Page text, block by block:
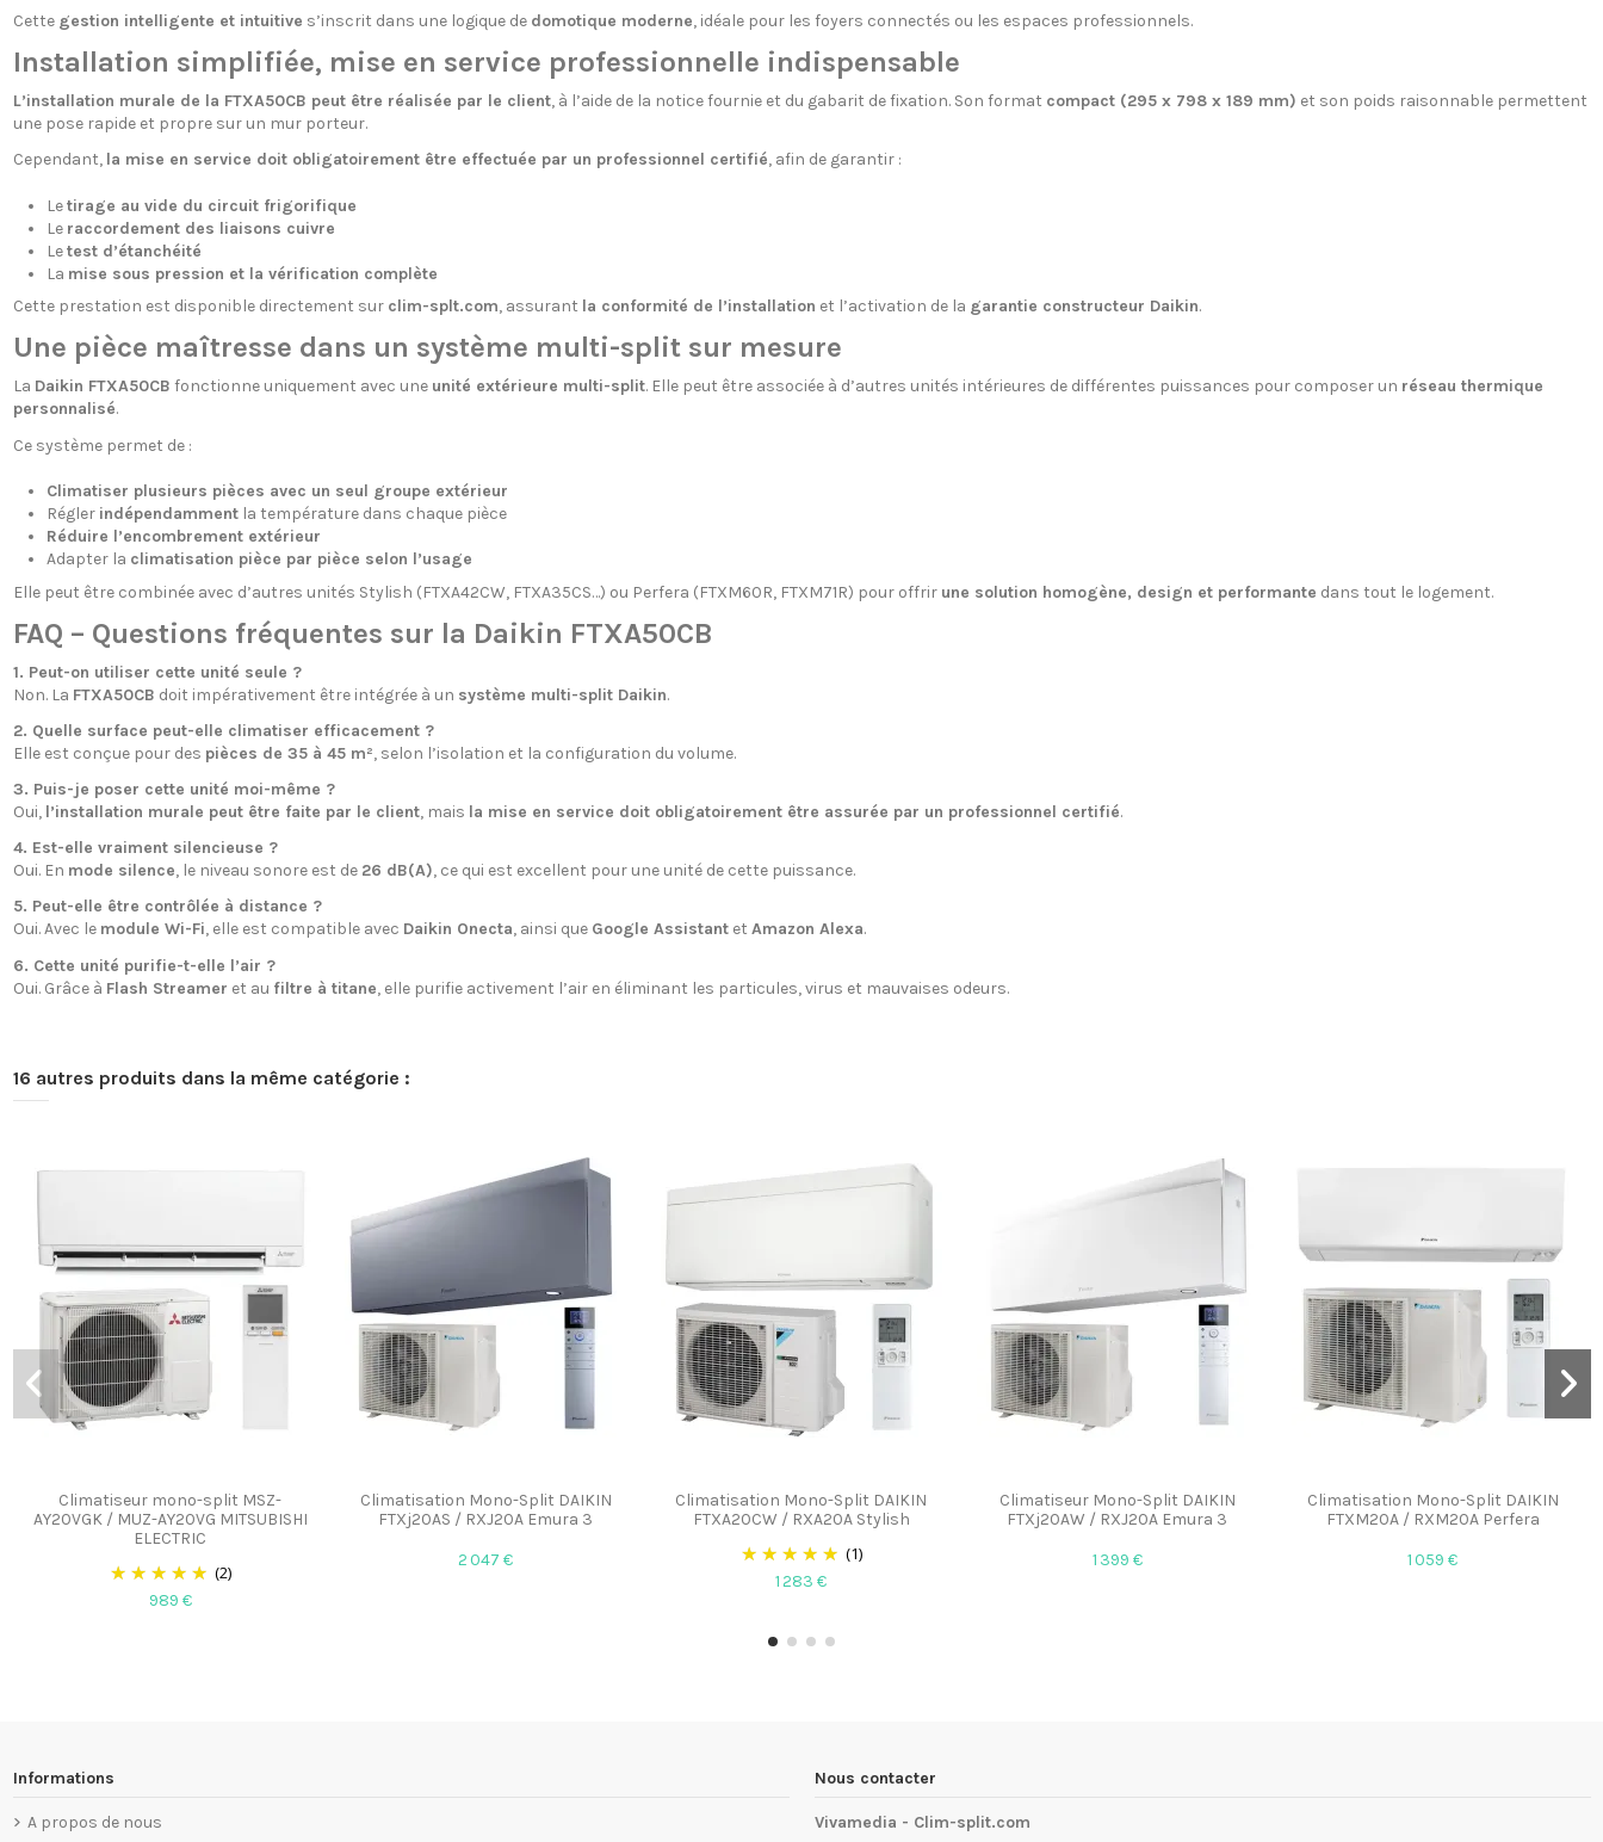
Cette gestion intelligente et intuitive s’inscrit dans une logique de domotique moderne, idéale pour les foyers connectés ou les espaces professionnels.
Installation simplifiée, mise en service professionnelle indispensable
L’installation murale de la FTXA50CB peut être réalisée par le client, à l’aide de la notice fournie et du gabarit de fixation. Son format compact (295 x 798 x 189 mm) et son poids raisonnable permettent
une pose rapide et propre sur un mur porteur.
Cependant, la mise en service doit obligatoirement être effectuée par un professionnel certifié, afin de garantir :
Letirage au vide du circuit frigorifique
Le raccordement des liaisons cuivre
Letest d’étanchéité
La mise sous pression et la vérification complète
Cette prestation est disponible directement sur clim-splt.com, assurant la conformité de l’installation et l’activation de la garantie constructeur Daikin.
Une pièce maîtresse dans un système multi-split sur mesure
La Daikin FTXA50CB fonctionne uniquement avec une unité extérieure multi-split. Elle peut être associée à d’autres unités intérieures de différentes puissances pour composer un réseau thermique
personnalisé.
Ce système permet de :
Climatiser plusieurs pièces avec un seul groupe extérieur
Régler indépendammentla température dans chaque pièce
Réduire l’encombrement extérieur
Adapter la climatisation pièce par pièce selon l’usage
Elle peut être combinée avec d’autres unités Stylish (FTXA42CW, FTXA35CS…) ou Perfera (FTXM60R, FTXM71R) pour offrir une solution homogène, design et performante dans tout le logement.
FAQ – Questions fréquentes sur la Daikin FTXA50CB
1. Peut-on utiliser cette unité seule ?
Non. La FTXA50CB doit impérativement être intégrée à un système multi-split Daikin.
2. Quelle surface peut-elle climatiser efficacement ?
Elle est conçue pour des pièces de 35 à 45 m², selon l’isolation et la configuration du volume.
3. Puis-je poser cette unité moi-même ?
Oui, l’installation murale peut être faite par le client, mais la mise en service doit obligatoirement être assurée par un professionnel certifié.
4. Est-elle vraiment silencieuse ?
Oui. En mode silence, le niveau sonore est de 26 dB(A), ce qui est excellent pour une unité de cette puissance.
5. Peut-elle être contrôlée à distance ?
Oui. Avec le module Wi-Fi, elle est compatible avec Daikin Onecta, ainsi que Google Assistantet Amazon Alexa.
6. Cette unité purifie-t-elle l’air ?
Oui. Grâce à Flash Streamer et au filtre à titane, elle purifie activement l’air en éliminant les particules, virus et mauvaises odeurs.
16 autres produits dans la même catégorie :
Climatiseur mono-split MSZ-
AY20VGK / MUZ-AY20VG MITSUBISHI
ELECTRIC
(2)
989 €
Climatisation Mono-Split DAIKIN
FTXj20AS / RXJ20A Emura 3
2 047 €
Climatisation Mono-Split DAIKIN
FTXA20CW / RXA20A Stylish
(1)
1 283 €
Climatiseur Mono-Split DAIKIN
FTXj20AW / RXJ20A Emura 3
1 399 €
Climatisation Mono-Split DAIKIN
FTXM20A / RXM20A Perfera
1 059 €
Informations
A propos de nous
Nous contacter
Vivamedia - Clim-split.com